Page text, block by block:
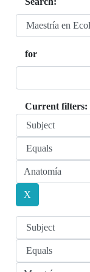
for
Current filters: